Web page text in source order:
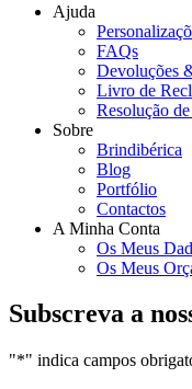
Ajuda
FAQs
Devoluções
Livro de
Resolução
Sobre
Brindibérica
Blog
Portfólio
Contactos
A Minha Conta
Os Meus
Os Meus
Subscreva a
"*" indica campos